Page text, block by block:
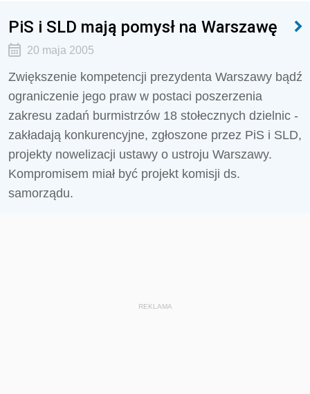
PiS i SLD mają pomysł na Warszawę
20 maja 2005
Zwiększenie kompetencji prezydenta Warszawy bądź
ograniczenie jego praw w postaci poszerzenia
zakresu zadań burmistrzów 18 stołecznych dzielnic -
zakładają konkurencyjne, zgłoszone przez PiS i SLD,
projekty nowelizacji ustawy o ustroju Warszawy.
Kompromisem miał być projekt komisji ds.
samorządu.
REKLAMA